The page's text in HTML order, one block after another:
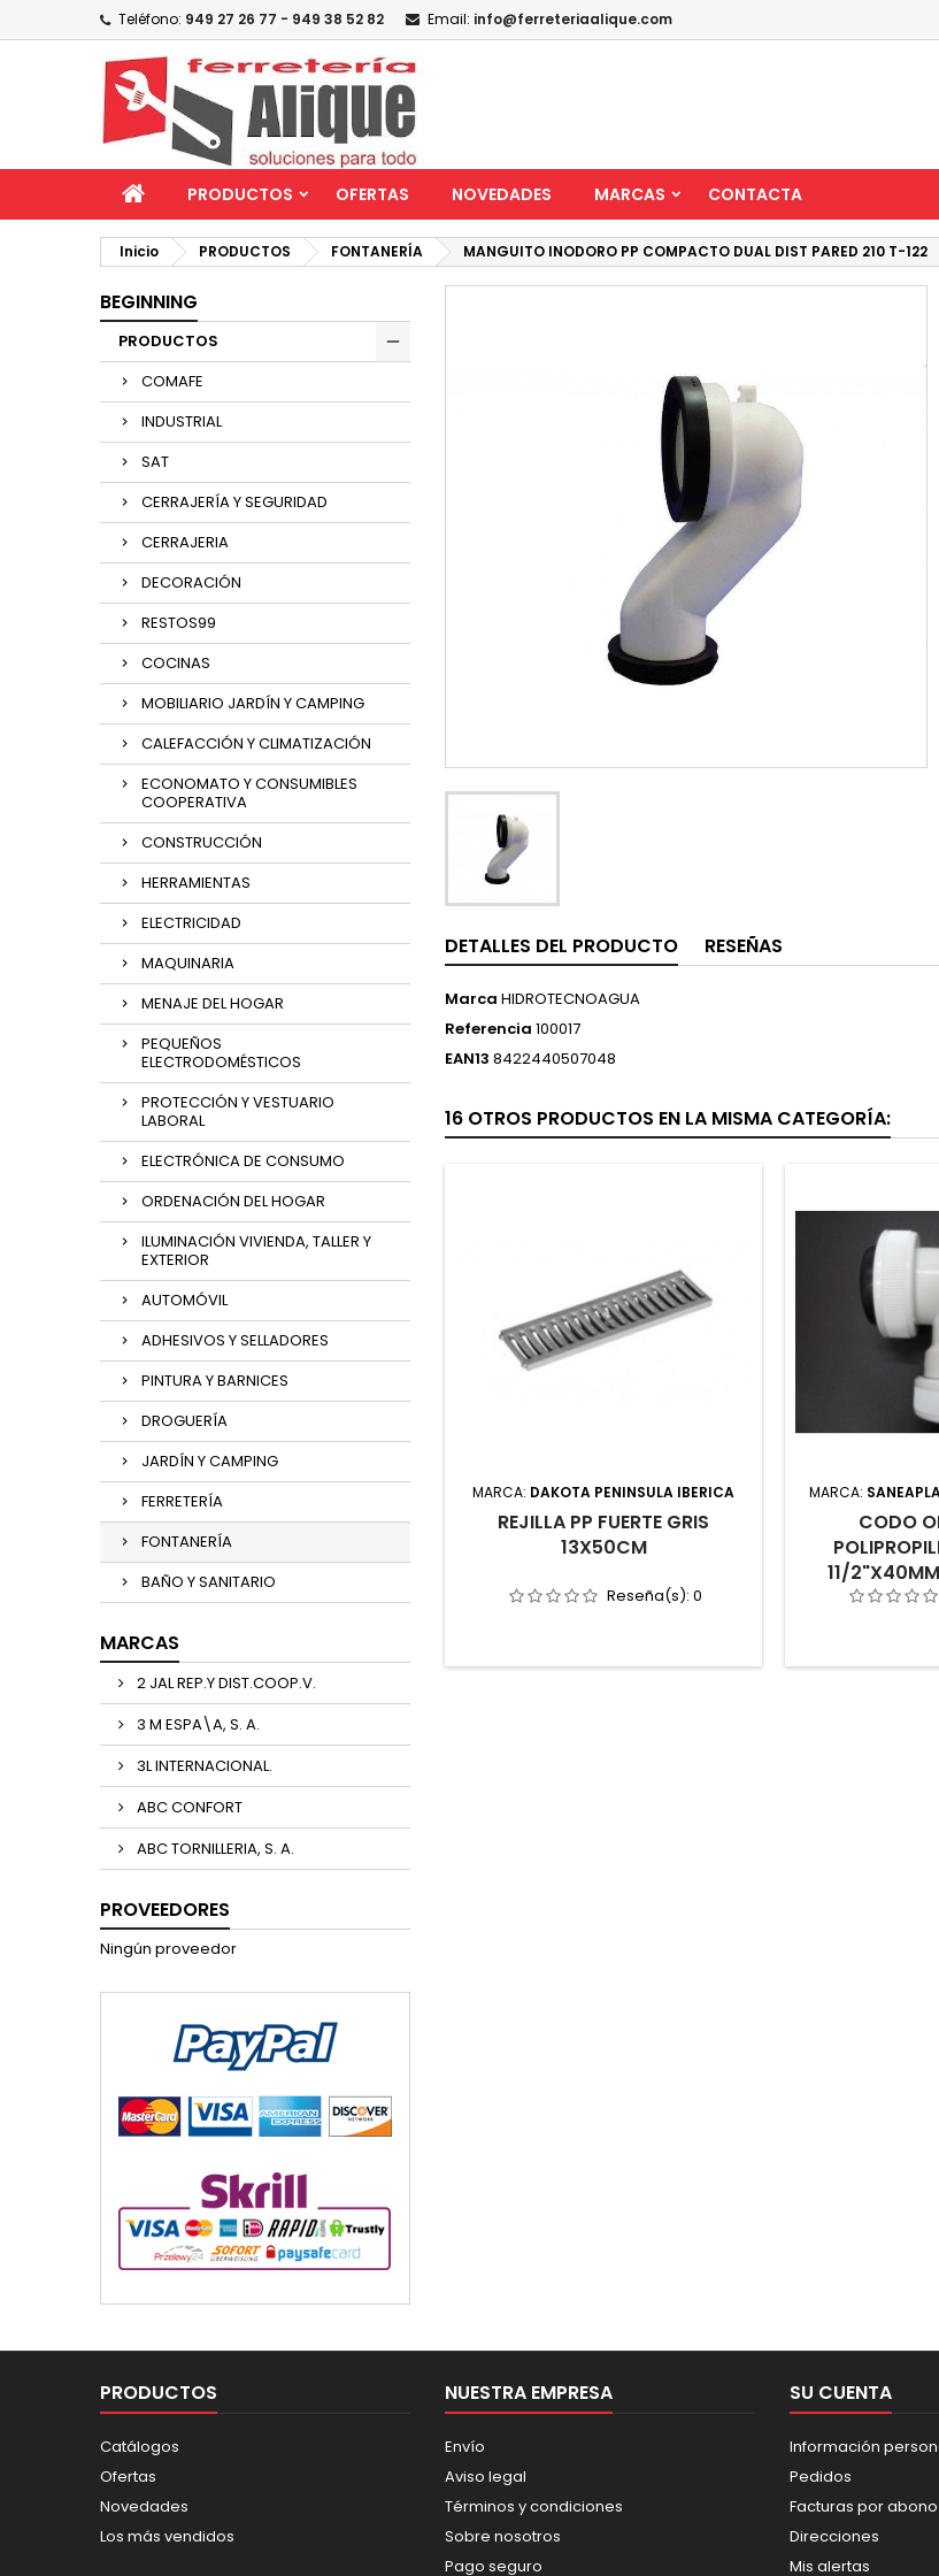
Teléfono: 949 27 26 77 - 949 38 52 82 Email: info@ferreteriaalique.com
PRODUCTOS OFERTAS NOVEDADES MARCAS CONTACTA
Inicio PRODUCTOS FONTANERÍA MANGUITO INODORO PP COMPACTO DUAL DIST PARED 210 T-122
BEGINNING
PRODUCTOS
COMAFE
INDUSTRIAL
SAT
CERRAJERÍA Y SEGURIDAD
CERRAJERIA
DECORACIÓN
RESTOS99
COCINAS
MOBILIARIO JARDÍN Y CAMPING
CALEFACCIÓN Y CLIMATIZACIÓN
ECONOMATO Y CONSUMIBLES
COOPERATIVA
CONSTRUCCIÓN
HERRAMIENTAS
ELECTRICIDAD
MAQUINARIA
MENAJE DEL HOGAR
PEQUEÑOS
ELECTRODOMÉSTICOS
PROTECCIÓN Y VESTUARIO
LABORAL
ELECTRÓNICA DE CONSUMO
ORDENACIÓN DEL HOGAR
ILUMINACIÓN VIVIENDA, TALLER Y
EXTERIOR
AUTOMÓVIL
ADHESIVOS Y SELLADORES
PINTURA Y BARNICES
DROGUERÍA
JARDÍN Y CAMPING
FERRETERÍA
FONTANERÍA
BAÑO Y SANITARIO
MARCAS
2 JAL REP.Y DIST.COOP.V.
3 M ESPA\A, S. A.
3L INTERNACIONAL.
ABC CONFORT
ABC TORNILLERIA, S. A.
PROVEEDORES
Ningún proveedor
DETALLES DEL PRODUCTO RESEÑAS
Marca HIDROTECNOAGUA
Referencia 100017
EAN13 8422440507048
16 OTROS PRODUCTOS EN LA MISMA CATEGORÍA:
MARCA: DAKOTA PENINSULA IBERICA
REJILLA PP FUERTE GRIS
13X50CM
Reseña(s): 0
MARCA:
CODO
11/
PRODUCTOS
Catálogos
Ofertas
Novedades
Los más vendidos
NUESTRA EMPRESA
Envío
Aviso legal
Términos y condiciones
Sobre nosotros
Pago seguro
SU CUENTA
Información
Pedidos
Facturas por abono
Direcciones
Mis alertas